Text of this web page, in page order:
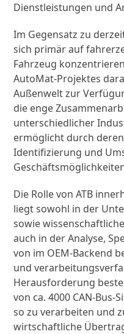
Dienstleistungen und
Im Gegensatz zu
sich primär auf
Fahrzeug
AutoMat-Projektes
Außenwelt zur
die enge
unterschiedlicher
ermöglicht durch
Identifizierung und
Die Rolle von ATB
liegt sowohl in der
sowie
auch in der Analyse,
von im OEM-Backend
und
Herausforderung
von ca. 4000 CAN-
so zu verarbeiten und
wirtschaftliche